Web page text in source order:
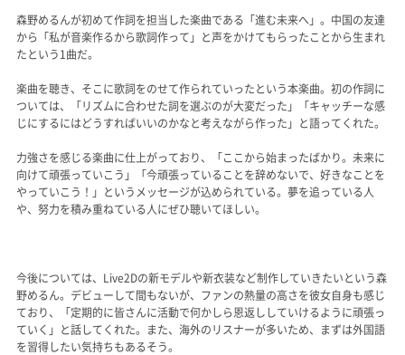
森野めるんが初めて作詞を担当した楽曲である「進む未来へ」。中国の友達
から「私が音楽作るから歌詞作って」と声をかけてもらったことから生まれ
たという1曲だ。
楽曲を聴き、そこに歌詞をのせて作られていったという本楽曲。初の作詞に
ついては、「リズムに合わせた詞を選ぶのが大変だった」「キャッチーな感
じにするにはどうすればいいのかなと考えながら作った」と語ってくれた。
力強さを感じる楽曲に仕上がっており、「ここから始まったばかり。未来に
向けて頑張っていこう」「今頑張っていることを辞めないで、好きなことを
やっていこう！」というメッセージが込められている。夢を追っている人
や、努力を積み重ねている人にぜひ聴いてほしい。
今後については、Live2Dの新モデルや新衣装など制作していきたいという森
野めるん。デビューして間もないが、ファンの熱量の高さを彼女自身も感じ
ており、「定期的に皆さんに活動で何かしら恩返ししていけるように頑張っ
ていく」と話してくれた。また、海外のリスナーが多いため、まずは外国語
を習得したい気持ちもあるそう。